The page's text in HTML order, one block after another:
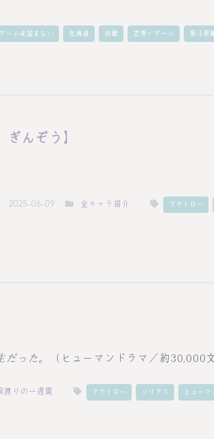
ームは望まない , 北海道 , 後輩 , 恋愛×ゲーム , 楽斗原
んぞう】
2025-06-09 全キャラ紹介 アウトロー ,
った。 （ヒューマンドラマ／約
渡りの一週間 アウトロー シリアス ヒューマ